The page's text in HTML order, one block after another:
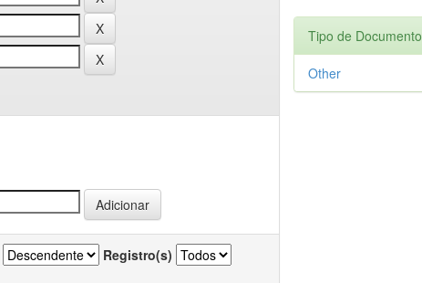
Registro(s)
Tipo de Documento
Other